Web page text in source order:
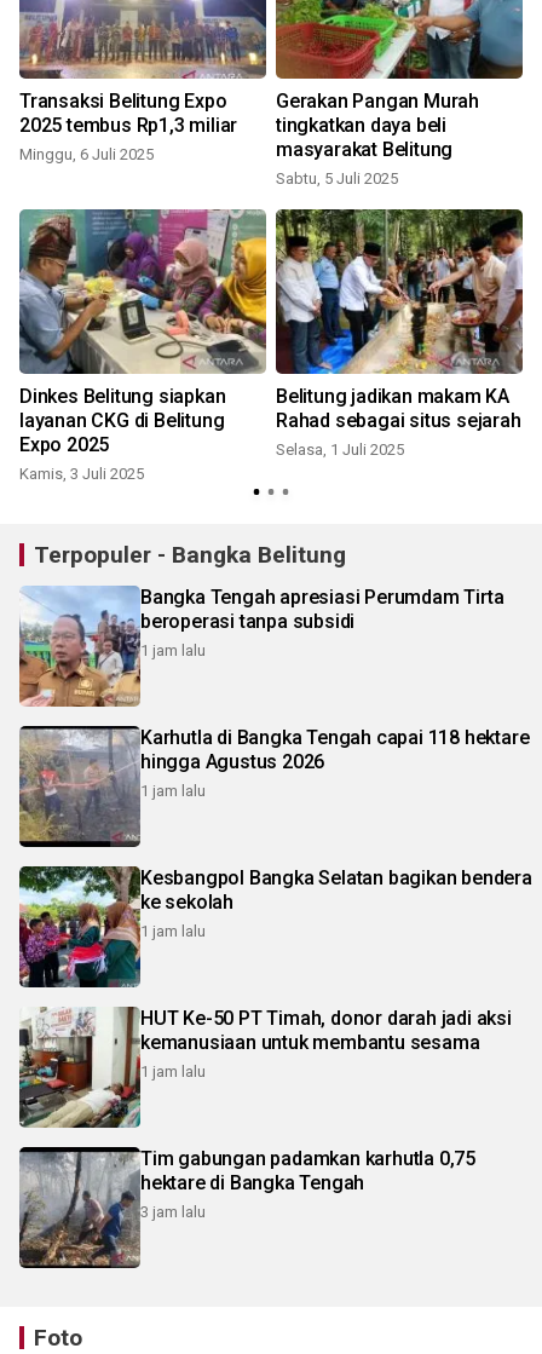
Transaksi Belitung Expo
2025 tembus Rp1,3 miliar
Minggu, 6 Juli 2025
Gerakan Pangan Murah
tingkatkan daya beli
masyarakat Belitung
Sabtu, 5 Juli 2025
Dinkes Belitung siapkan
layanan CKG di Belitung
Expo 2025
Kamis, 3 Juli 2025
Belitung jadikan makam KA
Rahad sebagai situs sejarah
Selasa, 1 Juli 2025
Terpopuler - Bangka Belitung
Bangka Tengah apresiasi Perumdam Tirta
beroperasi tanpa subsidi
1 jam lalu
Karhutla di Bangka Tengah capai 118 hektare
hingga Agustus 2026
1 jam lalu
Kesbangpol Bangka Selatan bagikan bendera
ke sekolah
1 jam lalu
HUT Ke-50 PT Timah, donor darah jadi aksi
kemanusiaan untuk membantu sesama
1 jam lalu
Tim gabungan padamkan karhutla 0,75
hektare di Bangka Tengah
3 jam lalu
Foto